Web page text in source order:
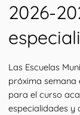
2026-
Las Escuelas
próxima
para el curso
especialidades y